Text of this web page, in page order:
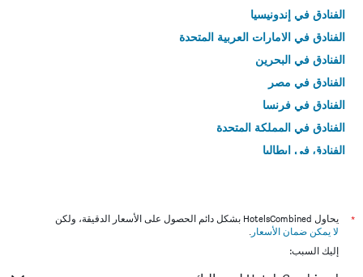
الفنادق في إندونيسيا
الفنادق في الامارات العربية المتحدة
الفنادق في البحرين
الفنادق في مصر
الفنادق في فرنسا
الفنادق في المملكة المتحدة
الفنادق في إيطاليا
*
يحاول HotelsCombined بشكل دائم الحصول على الأسعار الدقيقة، ولكن
لا يمكن ضمان الأسعار .
إليك السبب: